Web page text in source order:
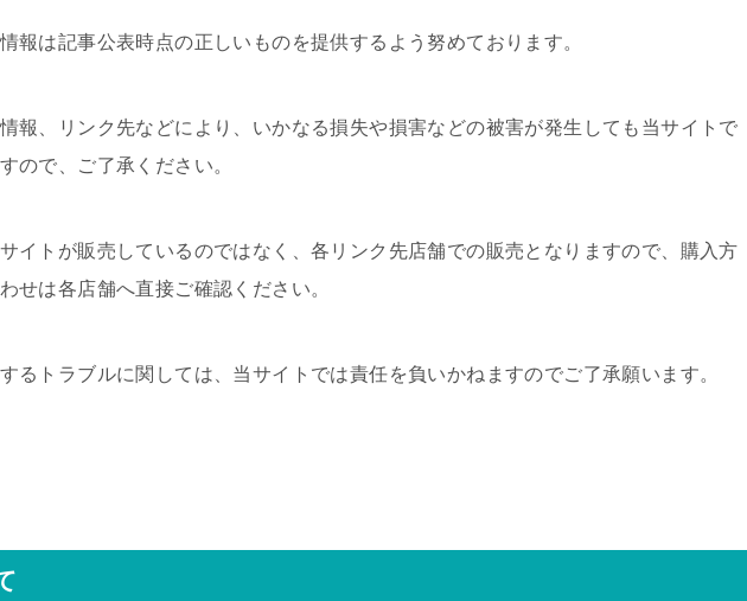
報は記事公表時点の正しいものを提供するよう努めております。
報、リンク先などにより、いかなる損失や損害などの被害が発生しても当サイトで
ので、ご了承ください。
イトが販売しているのではなく、各リンク先店舗での販売となりますので、購入方
せは各店舗へ直接ご確認ください。
るトラブルに関しては、当サイトでは責任を負いかねますのでご了承願います。